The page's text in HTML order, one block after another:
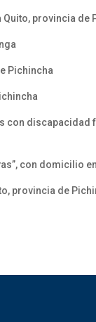
Quito, provincia de
Pichincha
con domicilio
provincia de